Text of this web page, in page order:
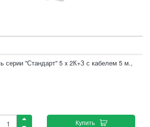
серии "Стандарт" 5 x 2К+З с кабелем 5 м.,
Купить